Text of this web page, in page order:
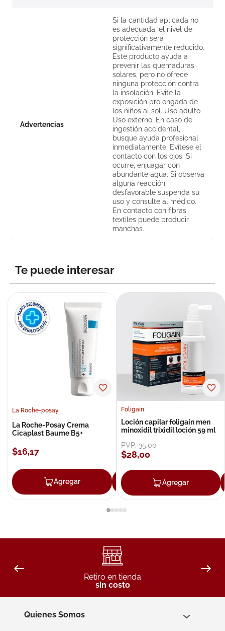
Advertencias
Si la cantidad aplicada no
es adecuada, el nivel de
protección será
significativamente reducido.
Este producto ayuda a
prevenir las quemaduras
solares, pero no ofrece
ninguna protección contra
la insolación. Evite la
exposición prolongada de
los niños al sol. Uso adulto.
Uso externo. En caso de
ingestión accidental,
busque ayuda profesional
inmediatamente. Evítese el
contacto con los ojos. Si
ocurre, enjuagar con
abundante agua. Si observa
alguna reacción
desfavorable suspenda su
uso y consulte al médico.
En contacto con fibras
textiles puede producir
manchas.
Te puede interesar
La Roche-posay
La Roche-Posay Crema
Cicaplast Baume B5+
$16,17
Agregar Agregar
Foligain
Loción capilar foligain men
minoxidil trixidil loción 59 ml
PVP:35,00
$28,00
Agregar
Retiro en tienda
sin costo
Quienes Somos